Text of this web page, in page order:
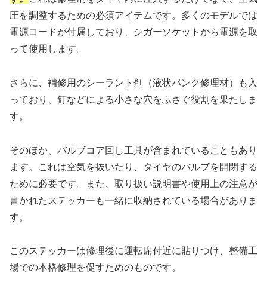
圧を調整するための必須アイテムです。多くのモデルでは
電源コードが付属しており、シガーソケットから電源を取
って使用します。
さらに、補修用のシーラント剤（液状パンク修理材）も入
っており、釘などによる小さな穴をふさぐ役割を果たしま
す。
そのほか、バルブコア回し工具が含まれていることもあり
ます。これは空気を抜いたり、タイヤのバルブを開閉する
ために必要です。また、取り扱い説明書や使用上の注意が
書かれたステッカーも一緒に収納されている場合がありま
す。
このステッカーは修理後に運転席付近に貼りつけ、整備工
場での本格修理を促すためのものです。